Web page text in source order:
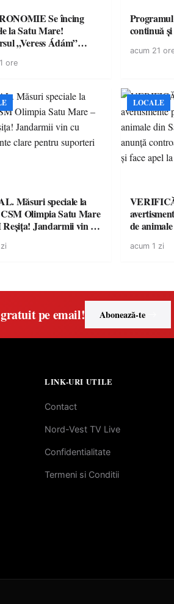
Se încing
la Satu Mare!
„Veress Ádám”
premii și un jurat
ore
continuă
acum 21
Măsuri speciale la
Olimpia Satu Mare
Reșița! Jandarmii vin cu
LOCALE
de
toate
acum 1 zi
pe email! Abonează-te
LINK-URI UTILE
Contact
Nord-Vest TV Live
Confidentialitate
Termeni si Conditii